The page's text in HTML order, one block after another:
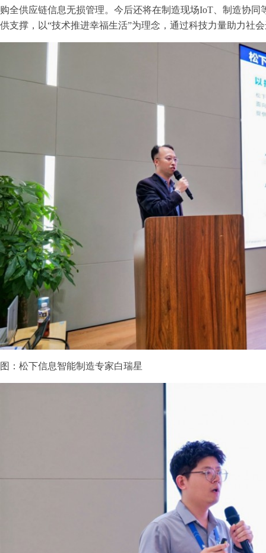
购全供应链信息无损管理。今后还将在制造现场IoT、制造协
供支撑，以“技术推进幸福生活”为理念，通过科技力量助力社
图：松下信息智能制造专家白瑞星